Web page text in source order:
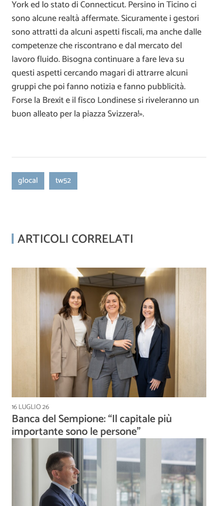
York ed lo stato di Connecticut. Persino in Ticino ci
sono alcune realtà affermate. Sicuramente i gestori
sono attratti da alcuni aspetti fiscali, ma anche dalle
competenze che riscontrano e dal mercato del
lavoro fluido. Bisogna continuare a fare leva su
questi aspetti cercando magari di attrarre alcuni
gruppi che poi fanno notizia e fanno pubblicità.
Forse la Brexit e il fisco Londinese si riveleranno un
buon alleato per la piazza Svizzera!».
glocal tw52
ARTICOLI CORRELATI
16 LUGLIO 26
Banca del Sempione: “Il capitale più
importante sono le persone”